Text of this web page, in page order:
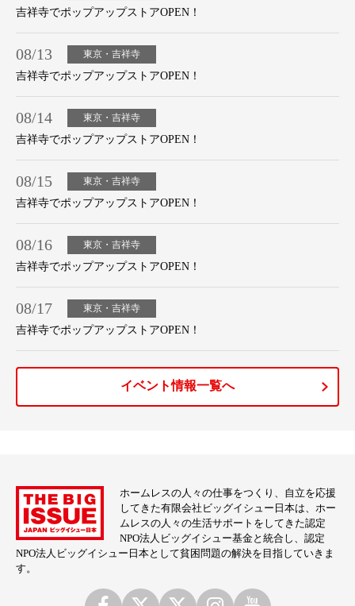
吉祥寺でポップアップストアOPEN！
08/13 東京・吉祥寺
吉祥寺でポップアップストアOPEN！
08/14 東京・吉祥寺
吉祥寺でポップアップストアOPEN！
08/15 東京・吉祥寺
吉祥寺でポップアップストアOPEN！
08/16 東京・吉祥寺
吉祥寺でポップアップストアOPEN！
08/17 東京・吉祥寺
吉祥寺でポップアップストアOPEN！
イベント情報一覧へ
ホームレスの人々の仕事をつくり、自立を応援
してきた有限会社ビッグイシュー日本は、ホー
ムレスの人々の生活サポートをしてきた認定
NPO法人ビッグイシュー基金と統合し、認定
NPO法人ビッグイシュー日本として貧困問題の解決を目指していきま
す。